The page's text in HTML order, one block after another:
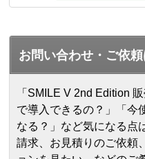
お問い合わせ・ご依
「SMILE V 2nd Edition
で導入できるの？」「今
なる？」など気になる点
請求、お見積りのご依頼